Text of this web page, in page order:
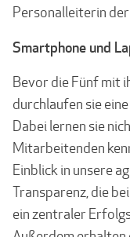
Personalleiterin
Smartphone und
Bevor die Fünf mit
durchlaufen sie
Dabei lernen sie
Mitarbeitenden
Einblick in unsere
Transparenz, die
ein zentraler